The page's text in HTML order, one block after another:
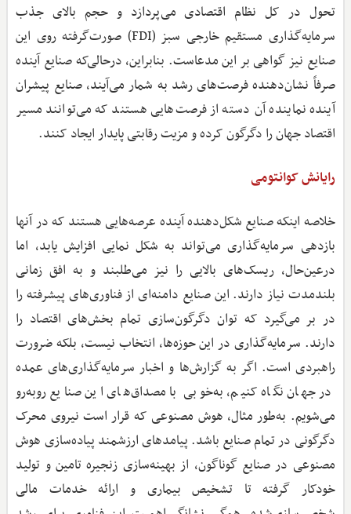
تحول در کل نظام اقتصادی می‌پردازد و حجم بالای جذب
سرمایه‌گذاری مستقیم خارجی سبز (FDI) صورت‌گرفته روی این
صنایع نیز گواهی بر این مدعاست. بنابراین، درحالی‌که صنایع آینده
صرفاً نشان‌دهنده فرصت‌های رشد به شمار می‌آیند، صنایع پیشران
آینده نماینده آن دسته از فرصت‌هایی هستند که می‌توانند مسیر
اقتصاد جهان را دگرگون کرده و مزیت رقابتی پایدار ایجاد کنند.
رایانش کوانتومی
خلاصه اینکه صنایع شکل‌دهنده آینده عرصه‌هایی هستند که در آنها
بازدهی سرمایه‌گذاری می‌تواند به شکل نمایی افزایش یابد، اما
درعین‌حال، ریسک‌های بالایی را نیز می‌طلبند و به افق زمانی
بلندمدت نیاز دارند. این صنایع دامنه‌ای از فناوری‌های پیشرفته را
در بر می‌گیرد که توان دگرگون‌سازی تمام بخش‌های اقتصاد را
دارند. سرمایه‌گذاری در این حوزه‌ها، انتخاب نیست، بلکه ضرورت
راهبردی است. اگر به گزارش‌ها و اخبار سرمایه‌گذاری‌های عمده
در جهان نگاه کنیم، به‌خوبی با مصداق‌های این صنایع روبه‌رو
می‌شویم. به‌طور مثال، هوش مصنوعی که قرار است نیروی محرک
دگرگونی در تمام صنایع باشد. پیامدهای ارزشمند پیاده‌سازی هوش
مصنوعی در صنایع گوناگون، از بهینه‌سازی زنجیره تامین و تولید
خودکار گرفته تا تشخیص بیماری و ارائه خدمات مالی